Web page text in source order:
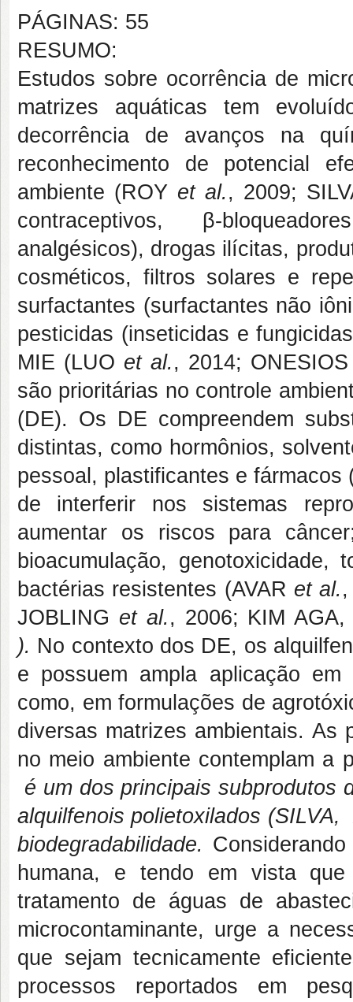
PÁGINAS: 55
RESUMO:
Estudos sobre ocorrência de
matrizes aquáticas tem
decorrência de avanços na
reconhecimento de potencial
ambiente (ROY et al. , 2009;
contraceptivos, β-
analgésicos), drogas ilícitas,
cosméticos, filtros solares e
surfactantes (surfactantes não
pesticidas (inseticidas e
MIE (LUO et al. , 2014;
são prioritárias no controle
(DE). Os DE compreendem
distintas, como hormônios,
pessoal, plastificantes e
de interferir nos sistemas
aumentar os riscos para
bioacumulação,
bactérias resistentes (AVAR et al.
JOBLING et al. , 2006; KIM
). No contexto dos DE, os
e possuem ampla aplicação
como, em formulações de
diversas matrizes ambientais. As
no meio ambiente contemplam a
é um dos principais subprodutos
alquilfenois polietoxilados
biodegradabilidade.
humana, e tendo em vista que
tratamento de águas de
microcontaminante, urge a
que sejam tecnicamente
processos reportados em